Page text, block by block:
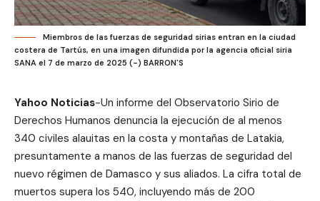
Miembros de las fuerzas de seguridad sirias entran en la ciudad
costera de Tartús, en una imagen difundida por la agencia oficial siria
SANA el 7 de marzo de 2025 (-) BARRON'S
Yahoo Noticias-Un informe del Observatorio Sirio de
Derechos Humanos denuncia la ejecución de al menos
340 civiles alauitas en la costa y montañas de Latakia,
presuntamente a manos de las fuerzas de seguridad del
nuevo régimen de Damasco y sus aliados. La cifra total de
muertos supera los 540, incluyendo más de 200